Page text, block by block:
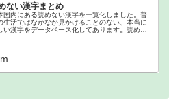
ない漢字まとめ
国内にある読めない漢字を一覧化しました。普
生活ではなかなか見かけることのない、本当に
い漢字をデータベース化してあります。読めな